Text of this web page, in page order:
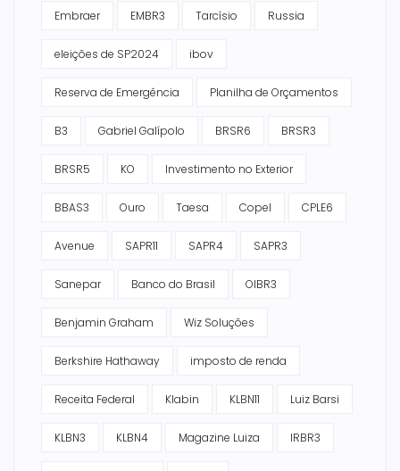
Embraer EMBR3 Tarcísio Russia
eleições de SP2024 ibov
Reserva de Emergência Planilha de Orçamentos
B3 Gabriel Galípolo BRSR6 BRSR3
BRSR5 KO Investimento no Exterior
BBAS3 Ouro Taesa Copel CPLE6
Avenue SAPR11 SAPR4 SAPR3
Sanepar Banco do Brasil OIBR3
Benjamin Graham Wiz Soluções
Berkshire Hathaway imposto de renda
Receita Federal Klabin KLBN11 Luiz Barsi
KLBN3 KLBN4 Magazine Luiza IRBR3